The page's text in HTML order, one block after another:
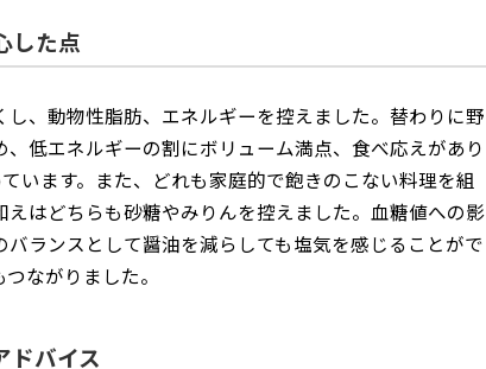
した点
、動物性脂肪、エネルギーを控えました。替わりに野
低エネルギーの割にボリューム満点、食べ応えがあり
います。また、どれも家庭的で飽きのこない料理を組
はどちらも砂糖やみりんを控えました。血糖値への影
ランスとして醤油を減らしても塩気を感じることがで
ながりました。
ドバイス